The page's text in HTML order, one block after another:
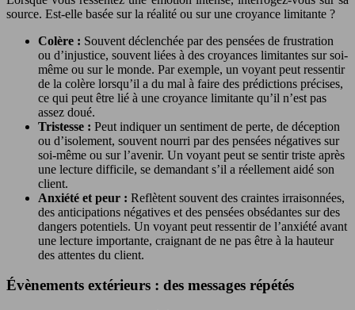
source. Est-elle basée sur la réalité ou sur une croyance limitante ?
Colère : Souvent déclenchée par des pensées de frustration
ou d’injustice, souvent liées à des croyances limitantes sur soi-
même ou sur le monde. Par exemple, un voyant peut ressentir
de la colère lorsqu’il a du mal à faire des prédictions précises,
ce qui peut être lié à une croyance limitante qu’il n’est pas
assez doué.
Tristesse : Peut indiquer un sentiment de perte, de déception
ou d’isolement, souvent nourri par des pensées négatives sur
soi-même ou sur l’avenir. Un voyant peut se sentir triste après
une lecture difficile, se demandant s’il a réellement aidé son
client.
Anxiété et peur : Reflètent souvent des craintes irraisonnées,
des anticipations négatives et des pensées obsédantes sur des
dangers potentiels. Un voyant peut ressentir de l’anxiété avant
une lecture importante, craignant de ne pas être à la hauteur
des attentes du client.
Évènements extérieurs : des messages répétés